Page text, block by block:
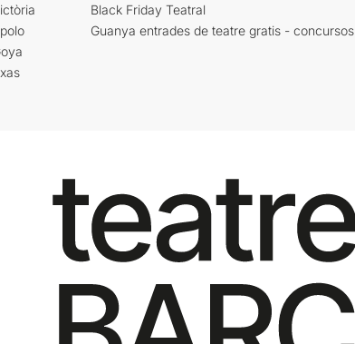
Black Friday Teatral
Guanya entrades de teatre gratis - concursos